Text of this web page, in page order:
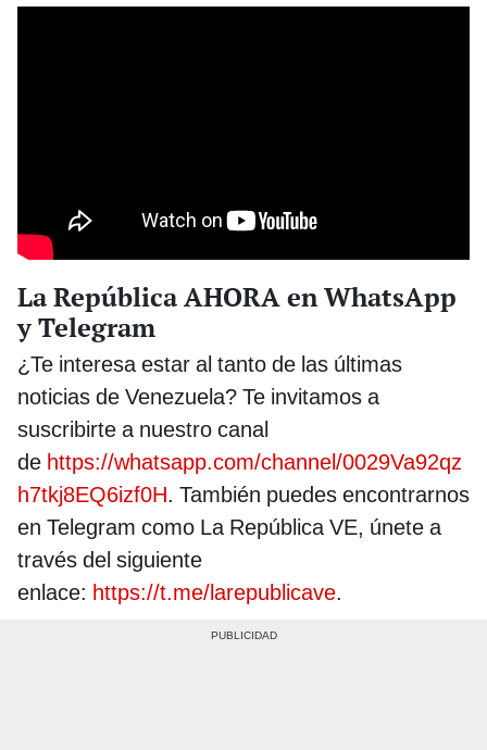
La República AHORA en WhatsApp
y Telegram
¿Te interesa estar al tanto de las últimas
noticias de Venezuela? Te invitamos a
suscribirte a nuestro canal
de https://whatsapp.com/channel/0029Va92qz
h7tkj8EQ6izf0H. También puedes encontrarnos
en Telegram como La República VE, únete a
través del siguiente
enlace: https://t.me/larepublicave.